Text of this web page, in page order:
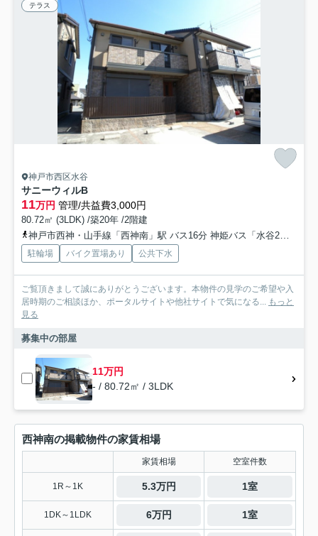
テラス
神戸市西区水谷
サニーウィルB
11万円 管理/共益費3,000円
80.72㎡ (3LDK) /築20年 /2階建
神戸市西神・山手線「西神南」駅 バス16分 神姫バス「水谷2丁目」 停歩3分
駐輪場 バイク置場あり 公共下水
ご覧頂きまして誠にありがとうございます。本物件の見学のご希望や入
居時期のご相談ほか、ポータルサイトや他社サイトで気になる...
もっと
見る
募集中の部屋
11万円
- / 80.72㎡ / 3LDK
西神南の掲載物件の家賃相場
家賃相場 空室件数
1R～1K 5.3万円 1室
1DK～1LDK 6万円 1室